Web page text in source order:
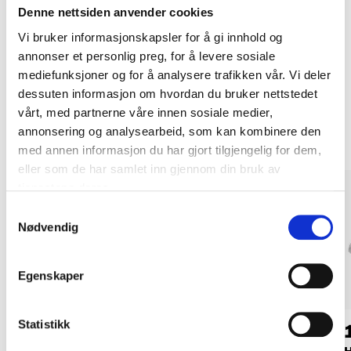
Denne nettsiden anvender cookies
Vi bruker informasjonskapsler for å gi innhold og
annonser et personlig preg, for å levere sosiale
mediefunksjoner og for å analysere trafikken vår. Vi deler
dessuten informasjon om hvordan du bruker nettstedet
vårt, med partnerne våre innen sosiale medier,
annonsering og analysearbeid, som kan kombinere den
med annen informasjon du har gjort tilgjengelig for dem,
eller som de har samlet inn gjennom din bruk av
Nødvendig
Egenskaper
Statistikk
Kjøp & Hent i ditt varehus.
LES MER
Andre kunder har også kjøpt
119,-